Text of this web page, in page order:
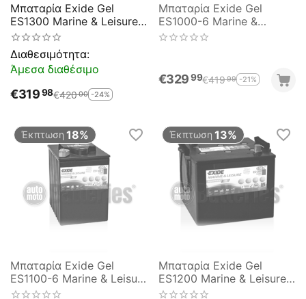
Μπαταρία Exide Gel
ES1300 Marine & Leisure
Wh1300 12V Capacity
20hr 120(Ah):EN (Amps):
750 EN Εκκίνησης
Διαθεσιμότητα:
Άμεσα διαθέσιμο
€31998€42000 -24%
Μπαταρία Exide Gel
ES1000-6 Marine &
Leisure Wh1000 6V
€32999€41999 -21%
Έκπτωση 18%
Μπαταρία Exide Gel
ES1100-6 Marine & Leisure
Wh1100 6V Capacity 20hr
Έκπτωση 13%
Μπαταρία Exide Gel
ES1200 Marine & Leisure
Wh1200 12V Capacity